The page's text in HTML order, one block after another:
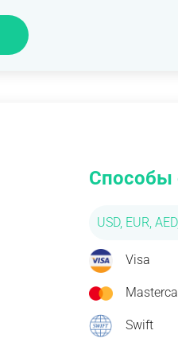
Способы
USD, EUR,
Visa
Swift